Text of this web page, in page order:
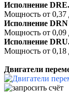
Исполнение
Мощность от 0,37
Исполнение DRN
Мощность от 0,09
Исполнение
Мощность от 0,18
Двигатели